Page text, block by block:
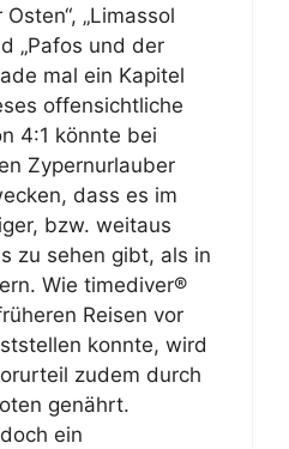
„Limassol
„Pafos und der
mal ein Kapitel
offensichtliche
4:1 könnte bei
Zypernurlauber
dass es im
bzw. weitaus
zu sehen gibt, als in
Wie timediver®
Reisen vor
konnte, wird
zudem durch
genährt.
ein